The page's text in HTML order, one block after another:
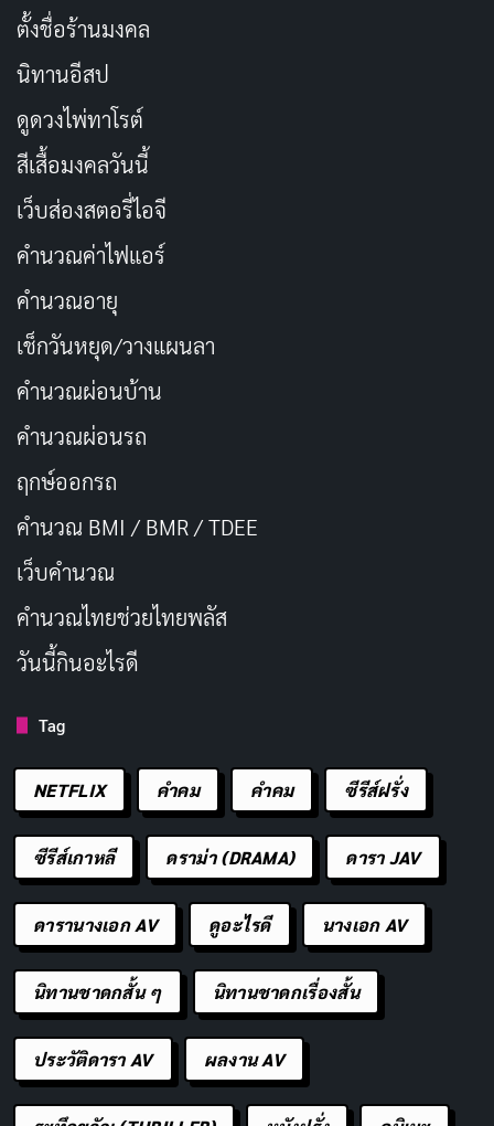
ตั้งชื่อร้านมงคล
นิทานอีสป
ดูดวงไพ่ทาโรต์
สีเสื้อมงคลวันนี้
เว็บส่องสตอรี่ไอจี
คำนวณค่าไฟแอร์
คำนวณอายุ
เช็กวันหยุด/วางแผนลา
คำนวณผ่อนบ้าน
คำนวณผ่อนรถ
ฤกษ์ออกรถ
คำนวณ BMI / BMR / TDEE
เว็บคํานวณ
คํานวณไทยช่วยไทยพลัส
วันนี้กินอะไรดี
Tag
NETFLIX คำคม คําคม ซีรีส์ฝรั่ง
ซีรีส์เกาหลี ดราม่า (DRAMA) ดารา JAV
ดารานางเอก AV ดูอะไรดี นางเอก AV
นิทานชาดกสั้น ๆ นิทานชาดกเรื่องสั้น
ประวัติดารา AV ผลงาน AV